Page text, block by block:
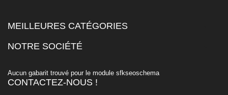
MEILLEURES CATÉGORIES
NOTRE SOCIÉTÉ
Aucun gabarit trouvé pour le module sfkseoschema
CONTACTEZ-NOUS !